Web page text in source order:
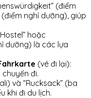
(điểm
nghỉ dưỡng), giúp
hoặc
dưỡng) là các lựa
(vé đi lại):
đi.
và “Rucksack” (ba
khi đi du lịch.